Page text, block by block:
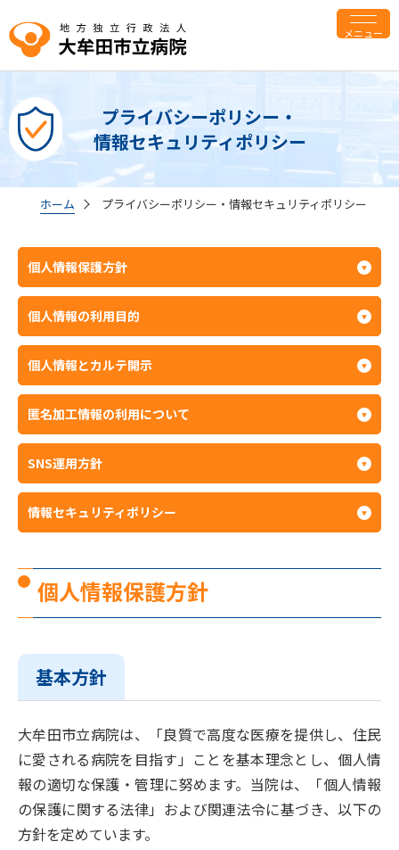
メニュー
プライバシーポリシー・
情報セキュリティポリシー
ホーム プライバシーポリシー・情報セキュリティポリシー
個人情報保護方針
個人情報の利用目的
個人情報とカルテ開示
匿名加工情報の利用について
SNS運用方針
情報セキュリティポリシー
個人情報保護方針
基本方針
大牟田市立病院は、「良質で高度な医療を提供し、住民
に愛される病院を目指す」ことを基本理念とし、個人情
報の適切な保護・管理に努めます。当院は、「個人情報
の保護に関する法律」および関連法令に基づき、以下の
方針を定めています。